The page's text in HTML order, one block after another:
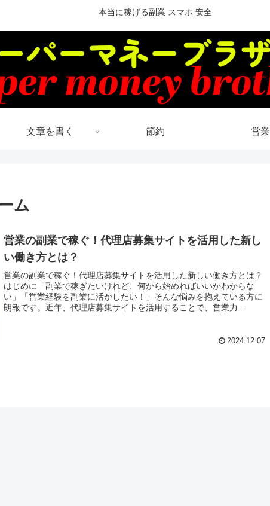
本当に稼げる副業 スマホ 安全
文章を書く 節約 営業
ム
営業の副業で稼ぐ！代理店募集サイトを活用した新し
い働き方とは？
営業の副業で稼ぐ！代理店募集サイトを活用した新しい働き方とは？
はじめに「副業で稼ぎたいけれど、何から始めればいいかわからな
い」「営業経験を副業に活かしたい！」そんな悩みを抱えている方に
朗報です。近年、代理店募集サイトを活用することで、営業力...
2024.12.07